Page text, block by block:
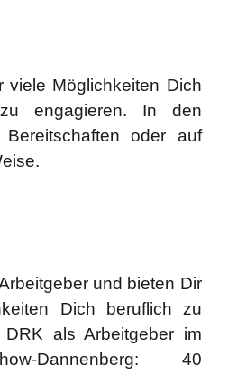
viele Möglichkeiten Dich
engagieren. In den
oder auf
und bieten Dir
Dich beruflich zu
DRK als Arbeitgeber im
Dannenberg: 40